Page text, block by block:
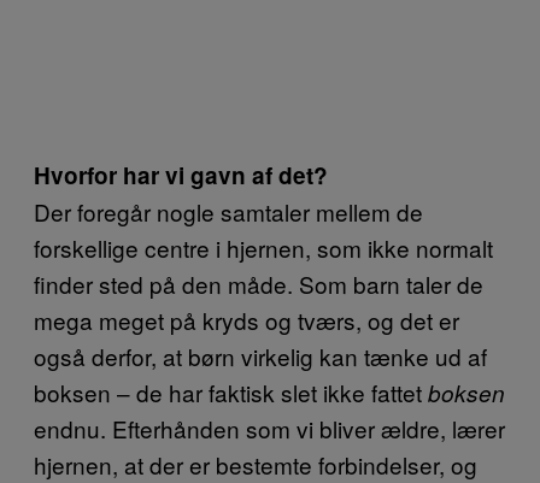
Hvorfor har vi gavn af det?
Der foregår nogle samtaler mellem de
forskellige centre i hjernen, som ikke normalt
finder sted på den måde. Som barn taler de
mega meget på kryds og tværs, og det er
også derfor, at børn virkelig kan tænke ud af
boksen – de har faktisk slet ikke fattetboksen
endnu. Efterhånden som vi bliver ældre, lærer
hjernen, at der er bestemte forbindelser, og